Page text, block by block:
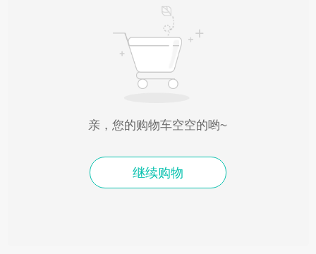
亲，您的购物车空空的哟~
继续购物